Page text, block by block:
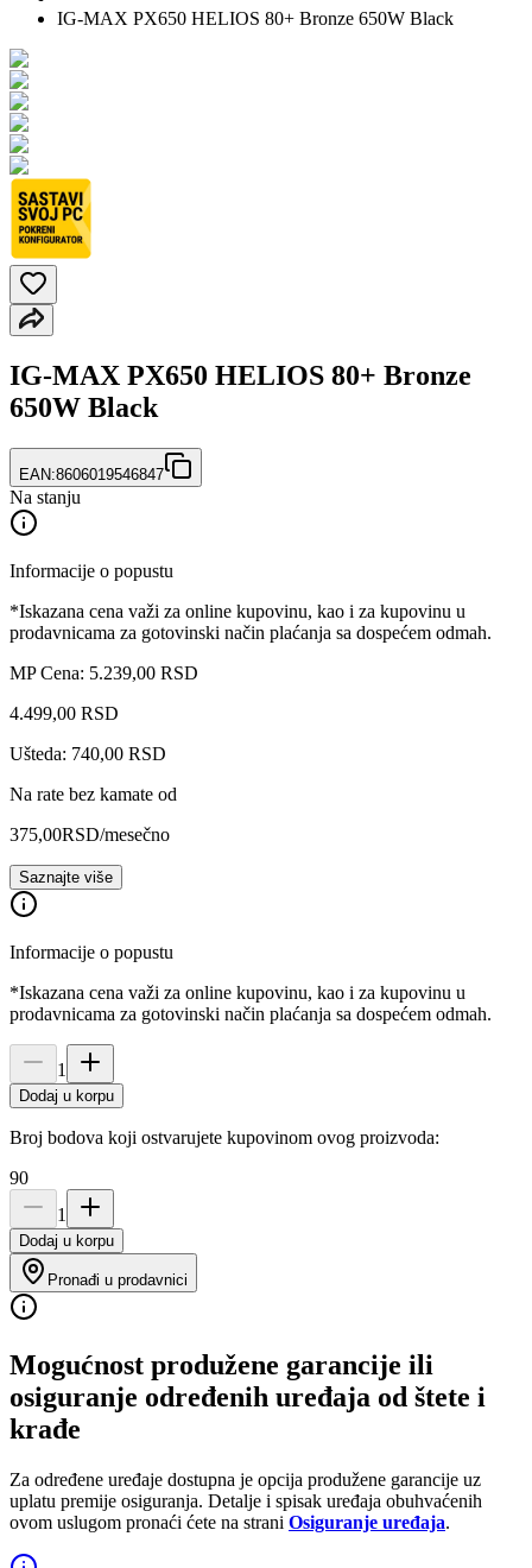
IG-MAX PX650 HELIOS 80+ Bronze 650W Black
IG-MAX PX650 HELIOS 80+ Bronze
650W Black
EAN:8606019546847
Na stanju
Informacije o popustu
*Iskazana cena važi za online kupovinu, kao i za kupovinu u
prodavnicama za gotovinski način plaćanja sa dospećem odmah.
MP Cena: 5.239,00 RSD
4.499,00 RSD
Ušteda: 740,00 RSD
Na rate bez kamate od
375,00RSD/mesečno
Saznajte više
Informacije o popustu
*Iskazana cena važi za online kupovinu, kao i za kupovinu u
prodavnicama za gotovinski način plaćanja sa dospećem odmah.
1
Dodaj u korpu
Broj bodova koji ostvarujete kupovinom ovog proizvoda:
90
1
Dodaj u korpu
Pronađi u prodavnici
Mogućnost produžene garancije ili
osiguranje određenih uređaja od štete i
krađe
Za određene uređaje dostupna je opcija produžene garancije uz
uplatu premije osiguranja. Detalje i spisak uređaja obuhvaćenih
ovom uslugom pronaći ćete na strani Osiguranje uređaja.